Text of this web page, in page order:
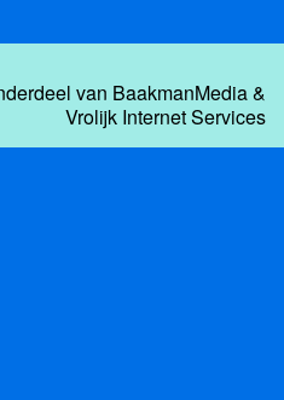
van BaakmanMedia&
Vrolijk Internet Services